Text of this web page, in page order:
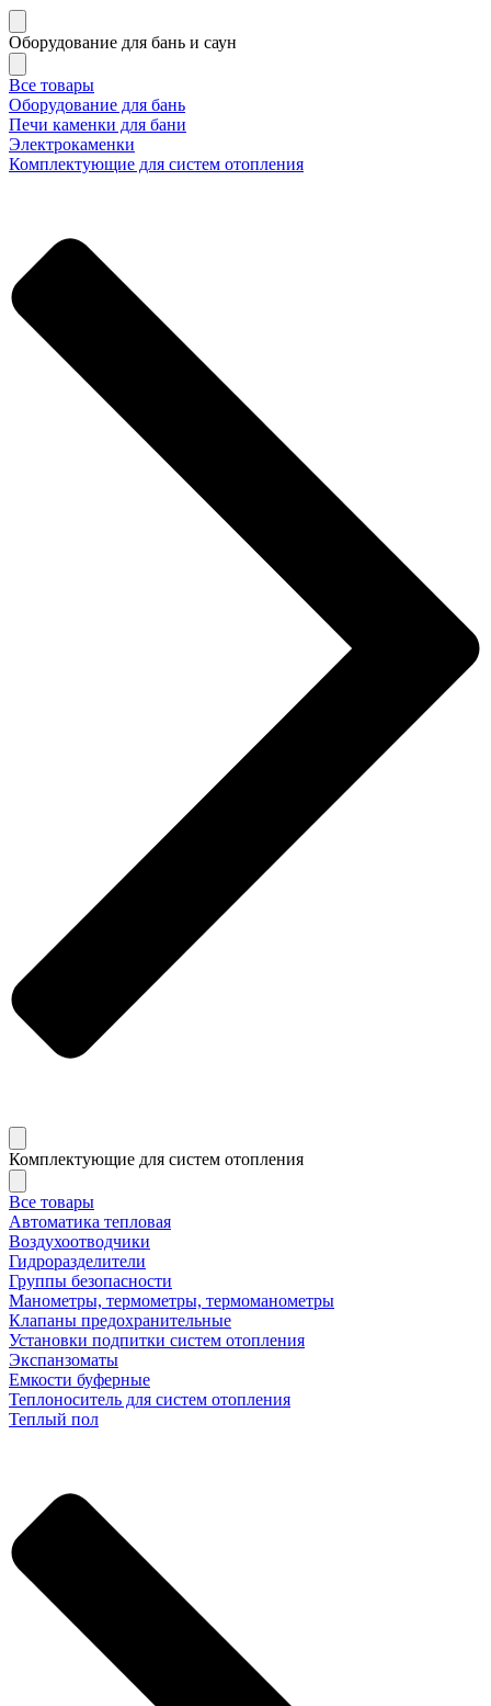
Оборудование для бань и саун
Все товары
Оборудование для бань
Печи каменки для бани
Электрокаменки
Комплектующие для систем отопления
Комплектующие для систем отопления
Все товары
Автоматика тепловая
Воздухоотводчики
Гидроразделители
Группы безопасности
Манометры, термометры, термоманометры
Клапаны предохранительные
Установки подпитки систем отопления
Экспанзоматы
Емкости буферные
Теплоноситель для систем отопления
Теплый пол